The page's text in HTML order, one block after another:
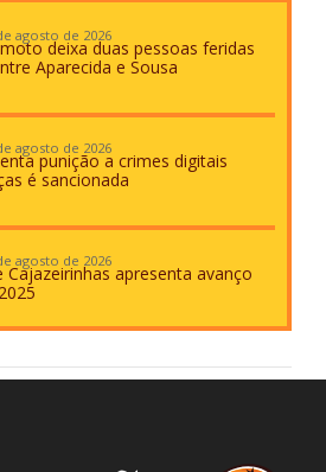
agosto de 2026
deixa duas pessoas feridas
Aparecida e Sousa
agosto de 2026
punição a crimes digitais
é sancionada
agosto de 2026
Cajazeirinhas apresenta avanço